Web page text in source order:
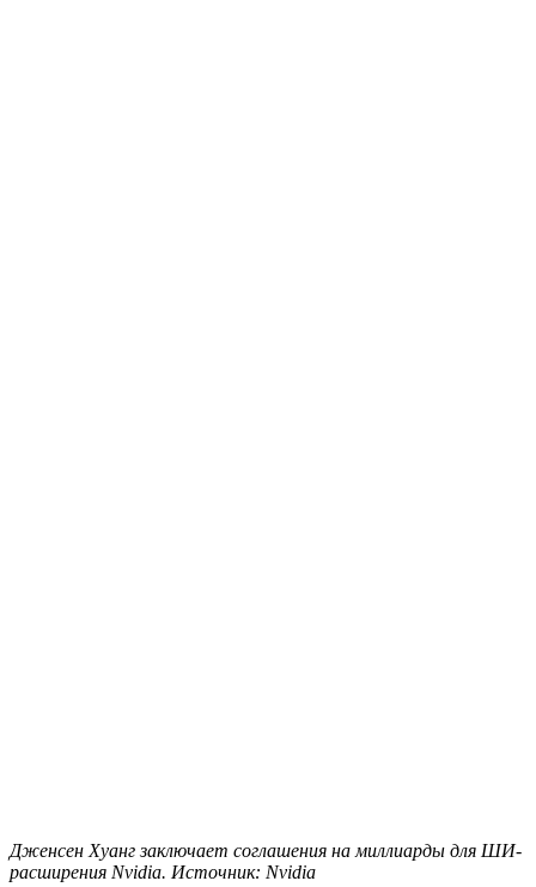
Дженсен Хуанг заключает соглашения на миллиарды для ШИ-
расширения Nvidia. Источник: Nvidia